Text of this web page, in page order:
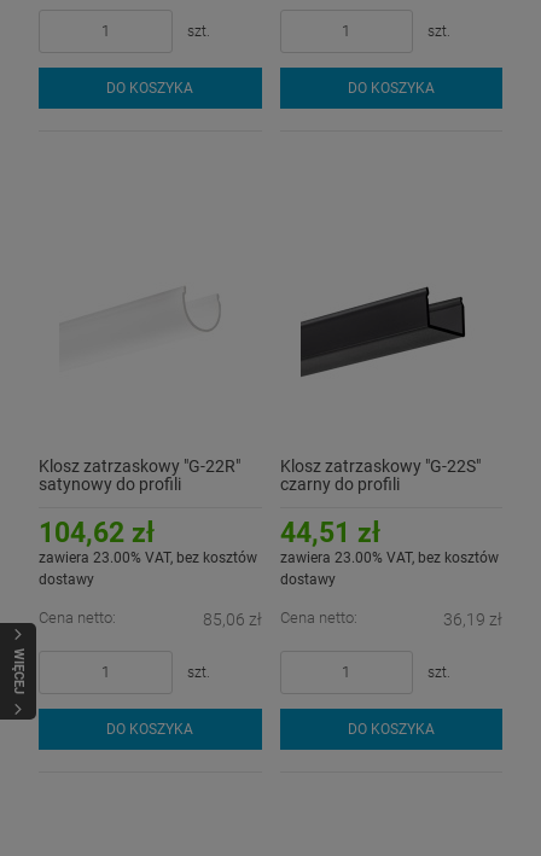
WIĘCEJ
szt.
DO KOSZYKA
szt.
DO KOSZYKA
Klosz zatrzaskowy "G-22R"
satynowy do profili
104,62 zł
zawiera 23.00% VAT, bez kosztów
dostawy
Cena netto: 85,06 zł
szt.
DO KOSZYKA
Klosz zatrzaskowy "G-22S"
czarny do profili
44,51 zł
zawiera 23.00% VAT, bez kosztów
dostawy
Cena netto: 36,19 zł
szt.
DO KOSZYKA